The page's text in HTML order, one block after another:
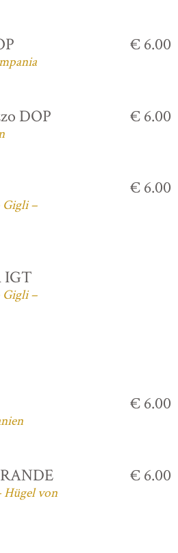
€ 6.00
DOP € 6.00
Gigli –
€ 6.00
IGT
Gigli –
€ 6.00
Hügel von
€ 6.00